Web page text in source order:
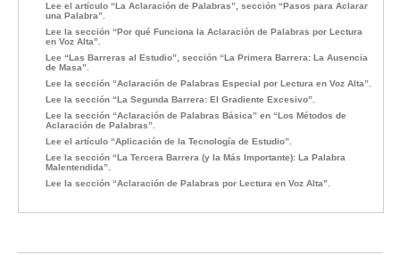
Lee el artículo “La Aclaración de Palabras”, sección “Pasos para Aclarar
una Palabra”.
Lee la sección “Por qué Funciona la Aclaración de Palabras por Lectura
en Voz Alta”.
Lee “Las Barreras al Estudio”, sección “La Primera Barrera: La Ausencia
de Masa”.
Lee la sección “Aclaración de Palabras Especial por Lectura en Voz Alta”.
Lee la sección “La Segunda Barrera: El Gradiente Excesivo”.
Lee la sección “Aclaración de Palabras Básica” en “Los Métodos de
Aclaración de Palabras”.
Lee el artículo “Aplicación de la Tecnología de Estudio”.
Lee la sección “La Tercera Barrera (y la Más Importante): La Palabra
Malentendida”.
Lee la sección “Aclaración de Palabras por Lectura en Voz Alta”.